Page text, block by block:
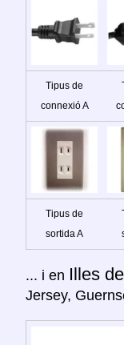
Tipus de
connexió A
Tipus de
sortida A
... i en Illes
Jersey,